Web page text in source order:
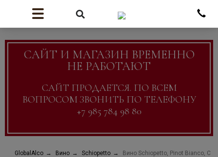
САЙТ И МАГАЗИН ВРЕМЕННО
НЕ РАБОТАЮТ
САЙТ ПРОДАЕТСЯ. ПО ВСЕМ
ВОПРОСОМ ЗВОНИТЬ ПО ТЕЛЕФОНУ
+7 985 784 98 80
GlobalAlco Вино Schiopetto Вино Schiopetto, Pinot Bianco,